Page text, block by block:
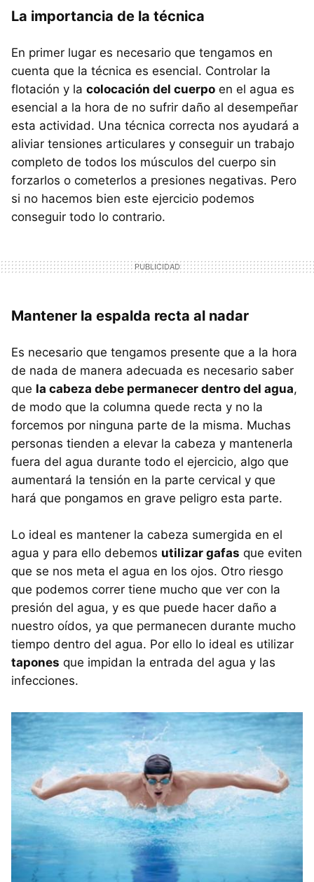
La importancia de la técnica
En primer lugar es necesario que tengamos en
cuenta que la técnica es esencial. Controlar la
flotación y la colocación del cuerpo en el agua es
esencial a la hora de no sufrir daño al desempeñar
esta actividad. Una técnica correcta nos ayudará a
aliviar tensiones articulares y conseguir un trabajo
completo de todos los músculos del cuerpo sin
forzarlos o cometerlos a presiones negativas. Pero
si no hacemos bien este ejercicio podemos
conseguir todo lo contrario.
Mantener la espalda recta al nadar
Es necesario que tengamos presente que a la hora
de nada de manera adecuada es necesario saber
que la cabeza debe permanecer dentro del agua,
de modo que la columna quede recta y no la
forcemos por ninguna parte de la misma. Muchas
personas tienden a elevar la cabeza y mantenerla
fuera del agua durante todo el ejercicio, algo que
aumentará la tensión en la parte cervical y que
hará que pongamos en grave peligro esta parte.
Lo ideal es mantener la cabeza sumergida en el
agua y para ello debemos utilizar gafas que eviten
que se nos meta el agua en los ojos. Otro riesgo
que podemos correr tiene mucho que ver con la
presión del agua, y es que puede hacer daño a
nuestro oídos, ya que permanecen durante mucho
tiempo dentro del agua. Por ello lo ideal es utilizar
tapones que impidan la entrada del agua y las
infecciones.